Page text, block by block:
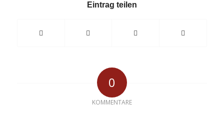
Eintrag teilen
0
KOMMENTARE